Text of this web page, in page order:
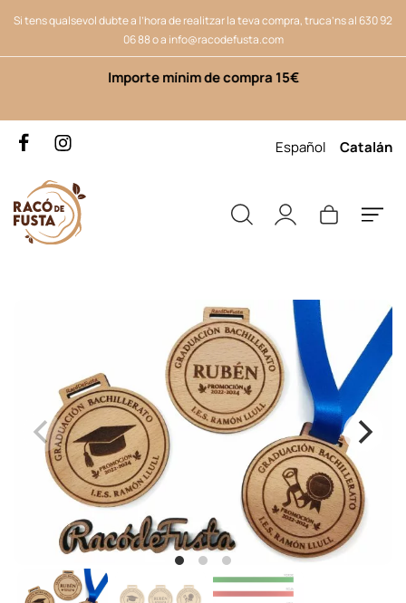
Si tens qualsevol dubte a l’hora de realitzar la teva compra, truca’ns al 630 92
06 88o a info@racodefusta.com
Importe mínim de compra 15€
Español Catalán